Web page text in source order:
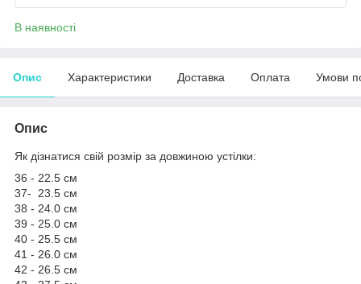
В наявності
Опис Характеристики Доставка Оплата Умови
Опис
Як дізнатися свій розмір за довжиною устілки:
36 - 22.5 см
37- 23.5 см
38 - 24.0 см
39 - 25.0 см
40 - 25.5 см
41 - 26.0 см
42 - 26.5 см